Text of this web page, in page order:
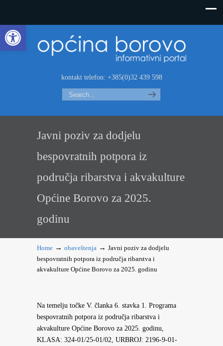
Open toolbar
kontakt telefon: +385(0)32 439 598
Javni poziv za dodjelu
bespovratnih potpora iz
područja ribarstva i akvakulture
Općine Borovo za 2025.
godinu
Home → obaveštenja → Javni poziv za dodjelu
bespovratnih potpora iz područja ribarstva i
akvakulture Općine Borovo za 2025. godinu
Na temelju točke V. članka 6. stavka 1. Programa
bespovratnih potpora iz područja ribarstva i
akvakulture Općine Borovo za 2025. godinu,
KLASA: 324-01/25-01/02, URBROJ: 2196-9-01-